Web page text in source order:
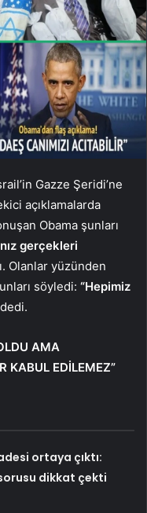
Gazze Şeridi’ne
açıklamalarda
Obama şunları
gerçekleri
Olanlar yüzünden
söyledi: “Hepimiz
dedi.
AMA
KABUL EDİLEMEZ”
ortaya çıktı:
dikkat çekti